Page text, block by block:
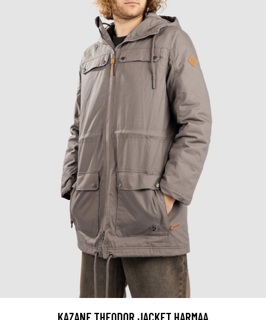
KAZANE THEODOR JACKET HARMAA